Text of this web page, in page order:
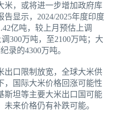
米，或将进一步增加政府库
显示，2024/2025年度印度
亿吨，较上月预估上调
300万吨，至2100万吨；大
录的4300万吨。
出口限制放宽，全球大米供
，国际大米价格回涨可能性
斯坦等主要大米出口国可能
来价格仍有补跌可能。